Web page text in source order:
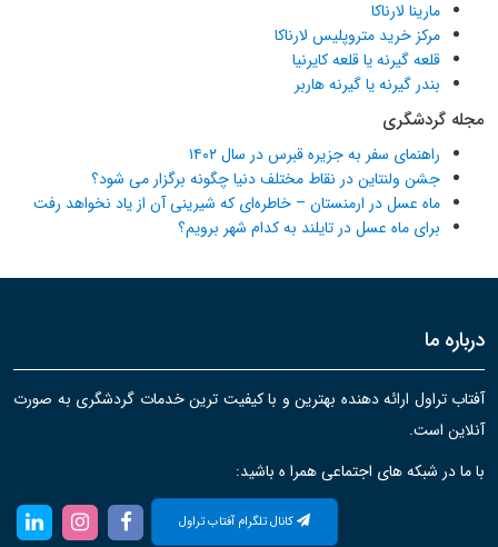
مارینا لارناکا
مرکز خرید متروپلیس لارناکا
قلعه گیرنه یا قلعه کایرنیا
بندر گیرنه یا گیرنه هاربر
مجله گردشگری
راهنمای سفر به جزیره قبرس در سال ۱۴۰۲
جشن ولنتاین در نقاط مختلف دنیا چگونه برگزار می شود؟
ماه عسل در ارمنستان – خاطره‌ای که شیرینی آن از یاد نخواهد رفت
برای ماه عسل در تایلند به کدام شهر برویم؟
درباره ما
آفتاب تراول ارائه دهنده بهترین و با کیفیت ترین خدمات گردشگری به صورت
آنلاین است.
با ما در شبکه های اجتماعی همرا ه باشید:
کانال تلگرام آفتاب تراول